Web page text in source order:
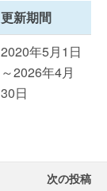
更新期間
2020年5月1日
～2026年4月
30日
次の投稿